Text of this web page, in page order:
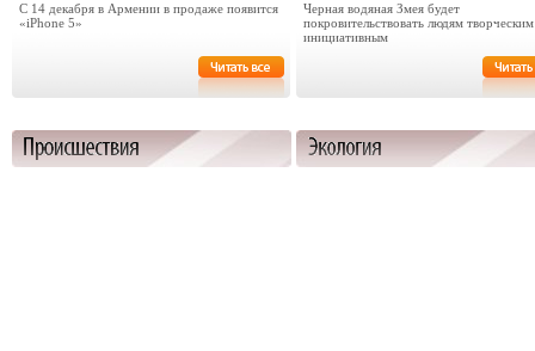
С 14 декабря в Армении в продаже появится
«iPhone 5»
Черная водяная Змея будет
покровительствовать людям
инициативным